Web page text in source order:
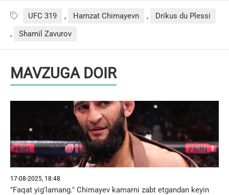
UFC 319 , Hamzat Chimayevn ,
Drikus du Plessi
,
Shamil Zavurov
MAVZUGA DOIR
17-08-2025, 18:48
"Faqat yig'lamang." Chimayev kamarni zabt etgandan keyin